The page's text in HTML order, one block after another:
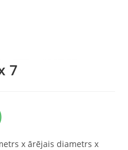
7
x ārējais diametrs x